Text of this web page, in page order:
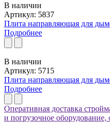
В наличии
Артикул: 5837
Плита направляющая для
Подробнее
В наличии
Артикул: 5715
Плита направляющая для
Подробнее
Оперативная доставка
и погрузочное оборудование,